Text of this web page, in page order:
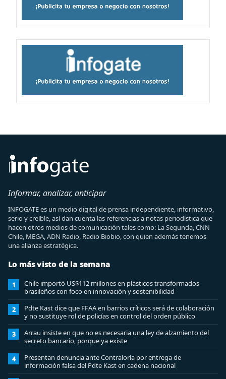
Informar, analizar, anticipar
INFOGATE es un medio digital de prensa independiente, informativo,
serio y creíble, así dan cuenta las referencias a notas periodística que
hacen otros medios de comunicación tales como: La Segunda, CNN
Chile, MEGA, ADN Radio, Radio Biobio, con quien además tenemos
una alianza estratégica.
Lo más visto de la semana
1
Chile importó US$112 millones en plásticos transformados
brasileños con foco en innovación y sostenibilidad
2
Pdte Kast dice que FFAA en barrios críticos será de colaboración
y no sustituye rol de policías en control del orden público
3
Arrau insiste en que no es necesaria una ley de alzamiento del
secreto bancario, porque ya existe
4
Presentan denuncia ante Contraloría por entrega de
información falsa del Pdte Kast en cadena nacional